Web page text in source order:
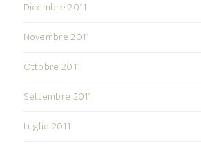
Dicembre 2011
Novembre 2011
Ottobre 2011
Settembre 2011
Luglio 2011